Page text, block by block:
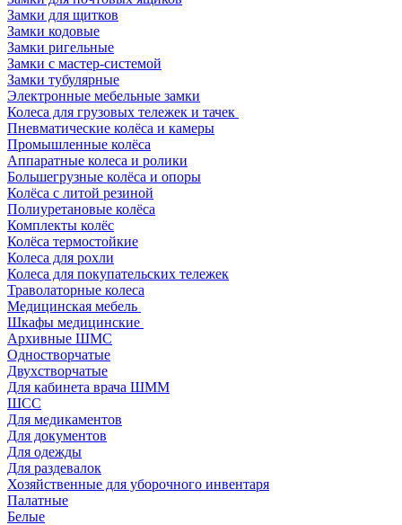
Замки для щитков
Замки кодовые
Замки ригельные
Замки с мастер-системой
Замки тубулярные
Электронные мебельные замки
Колеса для грузовых тележек и тачек
Пневматические колёса и камеры
Промышленные колёса
Аппаратные колеса и ролики
Большегрузные колёса и опоры
Колёса с литой резиной
Полиуретановые колёса
Комплекты колёс
Колёса термостойкие
Колеса для рохли
Колеса для покупательских тележек
Траволаторные колеса
Медицинская мебель
Шкафы медицинские
Архивные ШМС
Одностворчатые
Двухстворчатые
Для кабинета врача ШММ
ШСС
Для медикаментов
Для документов
Для одежды
Для раздевалок
Хозяйственные для уборочного инвентаря
Палатные
Белые